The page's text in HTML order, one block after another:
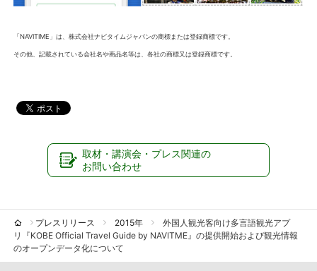
「NAVITIME」は 、株式会社ナビタイムジャパンの商標または登録商標です。
その他、記載されている会社名や商品名等は、各社の商標又は登録商標です。
取材・講演会・プレス関連の
お問い合わせ
プレスリリース 2015年
外国人観光客向け多言語観光アプ
リ『KOBE Official Travel Guide by NAVITME』の提供開始および観光情報
のオープンデータ化について